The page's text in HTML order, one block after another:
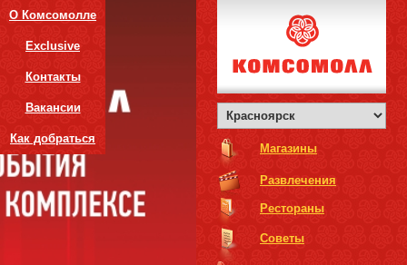
О Комсомолле
Exclusive
Контакты
Вакансии
Как добраться
Магазины
Развлечения
Рестораны
Советы